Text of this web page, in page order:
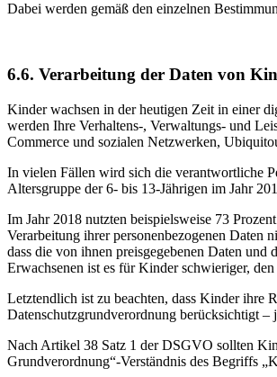
Dabei werden gemäß den einzelnen
6.6. Verarbeitung der Daten von
Kinder wachsen in der heutigen Zeit in einer
werden Ihre Verhaltens-, Verwaltungs- und
Commerce und sozialen Netzwerken,
In vielen Fällen wird sich die verantwortliche
Altersgruppe der 6- bis 13-Jährigen im Jahr
Im Jahr 2018 nutzten beispielsweise 73
Verarbeitung ihrer personenbezogenen Daten
dass die von ihnen preisgegebenen Daten
Erwachsenen ist es für Kinder schwieriger,
Letztendlich ist zu beachten, dass Kinder ihre
Datenschutzgrundverordnung berücksichtigt
Nach Artikel 38 Satz 1 der DSGVO sollten
Grundverordnung“-Verständnis des Begriffs